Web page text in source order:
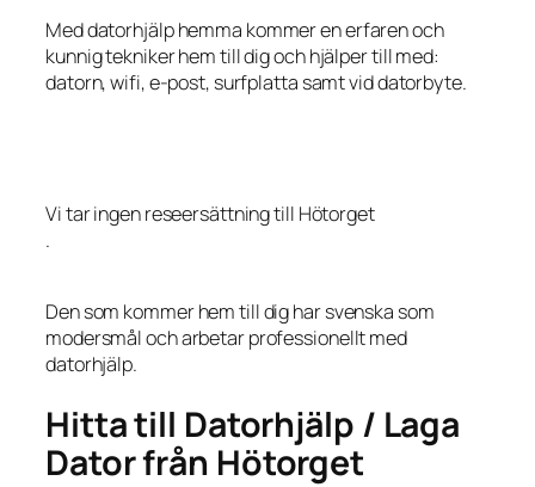
Med datorhjälp hemma kommer en erfaren och
kunnig tekniker hem till dig och hjälper till med:
datorn, wifi, e-post, surfplatta samt vid datorbyte.
Vi tar ingen reseersättning till Hötorget
.
Den som kommer hem till dig har svenska som
modersmål och arbetar professionellt med
datorhjälp.
Hitta till Datorhjälp / Laga
Dator från Hötorget